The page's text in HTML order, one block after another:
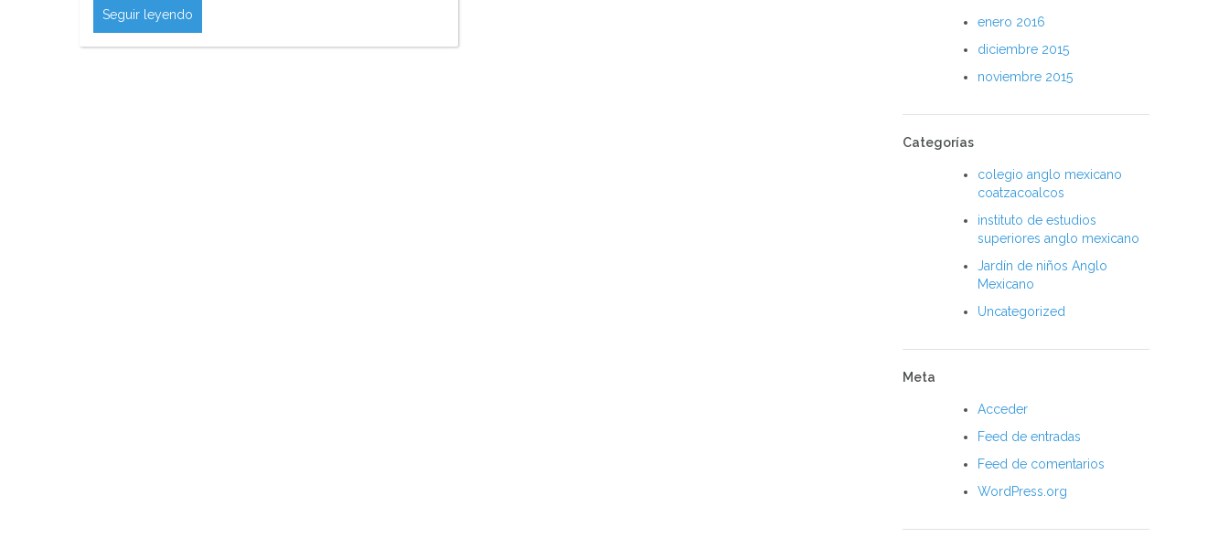
Seguir leyendo
enero 2016
diciembre 2015
noviembre 2015
Categorías
colegio anglo mexicano
coatzacoalcos
instituto de estudios
superiores anglo mexicano
Jardín de niños Anglo
Mexicano
Uncategorized
Meta
Acceder
Feed de entradas
Feed de comentarios
WordPress.org